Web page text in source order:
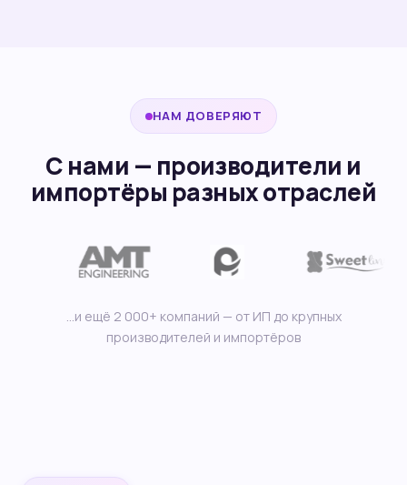
НАМ ДОВЕРЯЮТ
С нами — производители и
импортёры разных отраслей
…и ещё 2 000+ компаний — от ИП до крупных
производителей и импортёров